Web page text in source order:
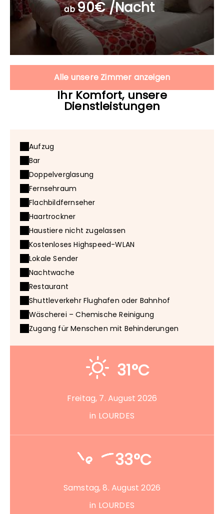
ab90€ /Nacht
Alle unsere Zimmer anzeigen
Ihr Komfort, unsere
Dienstleistungen
Aufzug
Bar
Doppelverglasung
Fernsehraum
Flachbildfernseher
Haartrockner
Haustiere nicht zugelassen
Kostenloses Highspeed-WLAN
Lokale Sender
Nachtwache
Restaurant
Shuttleverkehr Flughafen oder Bahnhof
Wäscherei – Chemische Reinigung
Zugang für Menschen mit Behinderungen
31°C
Freitag, 7. August 2026
in LOURDES
33°C
Samstag, 8. August 2026
in LOURDES